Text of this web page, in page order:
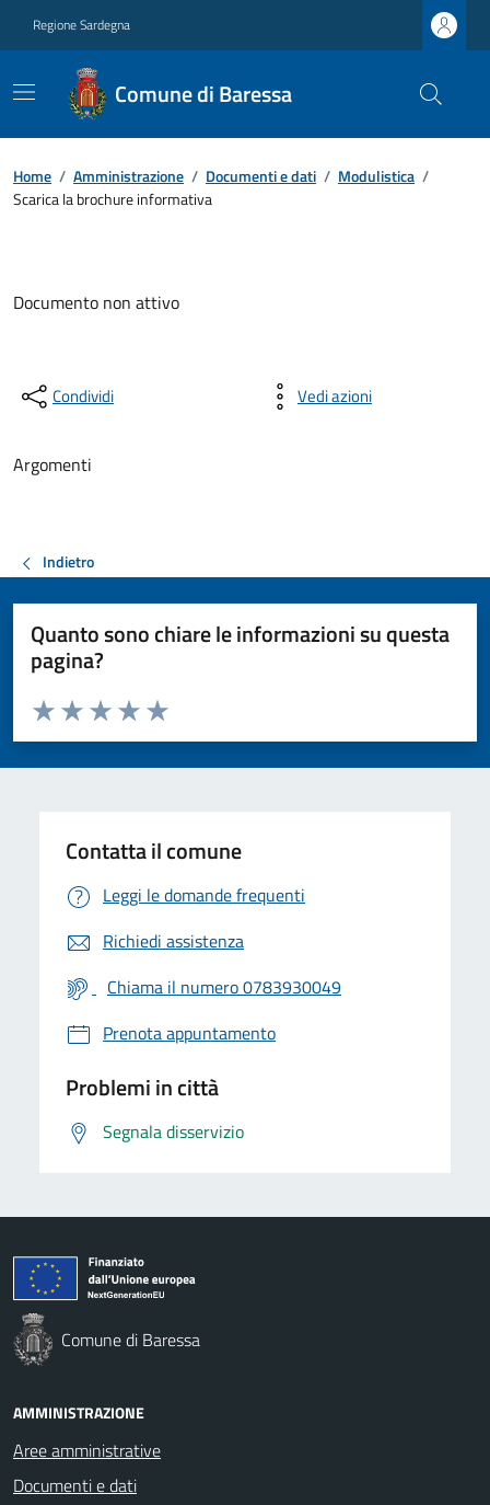
Regione Sardegna
Comune di Baressa
Home / Amministrazione / Documenti e dati / Modulistica /
Scarica la brochure informativa
Documento non attivo
Condividi Vedi azioni
Argomenti
Indietro
Quanto sono chiare le informazioni su questa
pagina?
Valuta da 1 a 5 stelle la pagina
Valuta 5 stelle su 5
Valuta 4 stelle su 5
Valuta 3 stelle su 5
Valuta 2 stelle su 5
Valuta 1 stelle su 5
Contatta il comune
Leggi le domande frequenti
Richiedi assistenza
Chiama il numero 0783930049
Prenota appuntamento
Problemi in città
Segnala disservizio
Comune di Baressa
AMMINISTRAZIONE
Aree amministrative
Documenti e dati